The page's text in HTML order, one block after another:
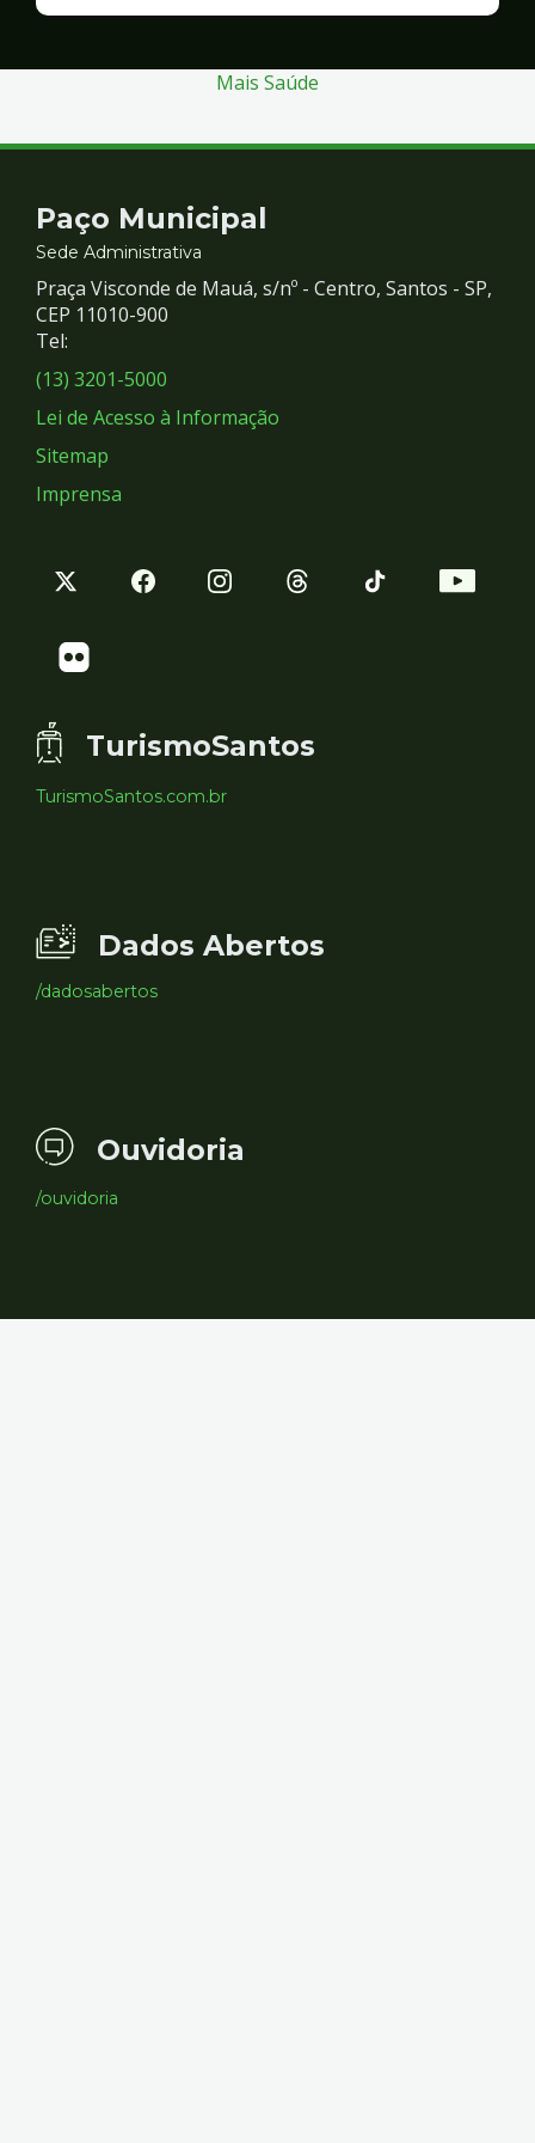
Mais Saúde
Contato
e
Redes
Sociais
Paço Municipal
Sede Administrativa
Praça Visconde de Mauá, s/nº - Centro, Santos - SP,
CEP 11010-900
Tel:
(13) 3201-5000
Lei de Acesso à Informação
Sitemap
Imprensa
TurismoSantos
TurismoSantos.com.br
Dados Abertos
/dadosabertos
Ouvidoria
/ouvidoria